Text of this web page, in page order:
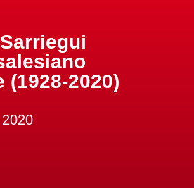
(1928-2020)